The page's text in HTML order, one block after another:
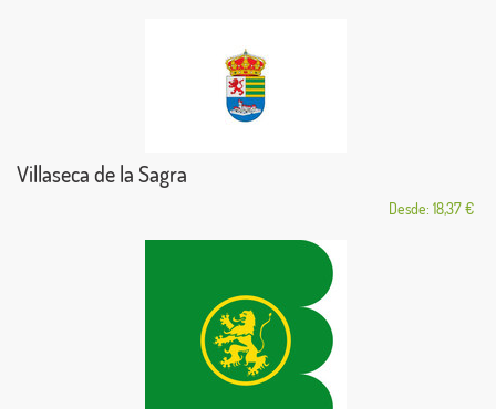
Villaseca de la Sagra
Desde: 18,37 €